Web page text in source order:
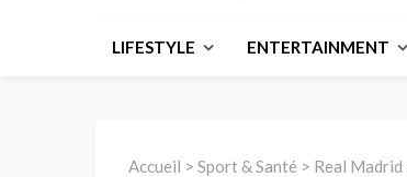
LIFESTYLE ENTERTAINMENT
Accueil > Sport & Santé > Real Madrid